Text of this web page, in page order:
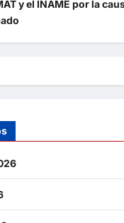
y el INAME por la